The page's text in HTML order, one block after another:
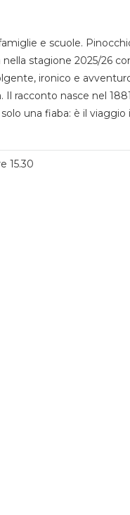
e scuole.
stagione 2025/26
ironico e
racconto nasce nel
una fiaba: è il
15.30